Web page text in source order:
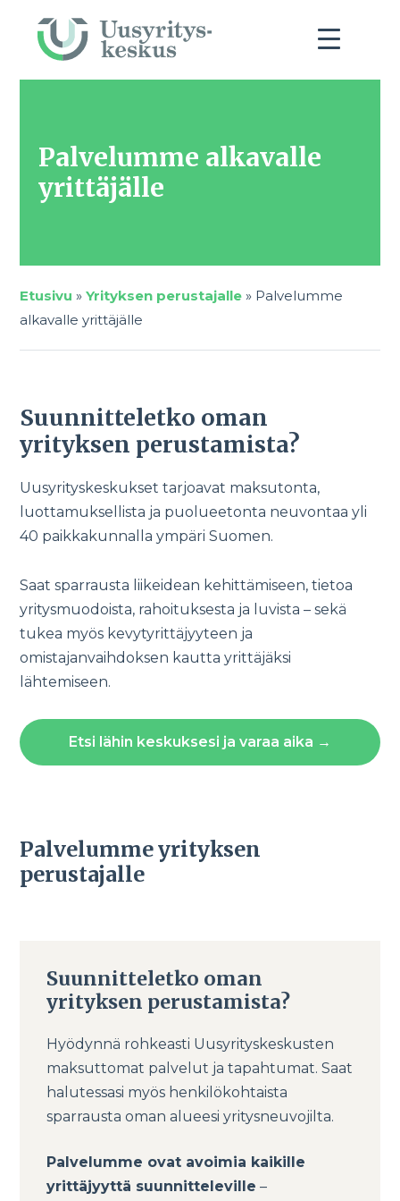
Palvelumme alkavalle
yrittäjälle
Etusivu »Yrityksen perustajalle » Palvelumme
alkavalle yrittäjälle
Suunnitteletko oman
yrityksen perustamista?
Uusyrityskeskukset tarjoavat maksutonta,
luottamuksellista ja puolueetonta neuvontaa yli
40 paikkakunnalla ympäri Suomen.
Saat sparrausta liikeidean kehittämiseen, tietoa
yritysmuodoista, rahoituksesta ja luvista – sekä
tukea myös kevytyrittäjyyteen ja
omistajanvaihdoksen kautta yrittäjäksi
lähtemiseen.
Etsi lähin keskuksesi ja varaa aika →
Palvelumme yrityksen
perustajalle
Suunnitteletko oman
yrityksen perustamista?
Hyödynnä rohkeasti Uusyrityskeskusten
maksuttomat palvelut ja tapahtumat. Saat
halutessasi myös henkilökohtaista
sparrausta oman alueesi yritysneuvojilta.
Palvelumme ovat avoimia kaikille
yrittäjyyttä suunnitteleville –